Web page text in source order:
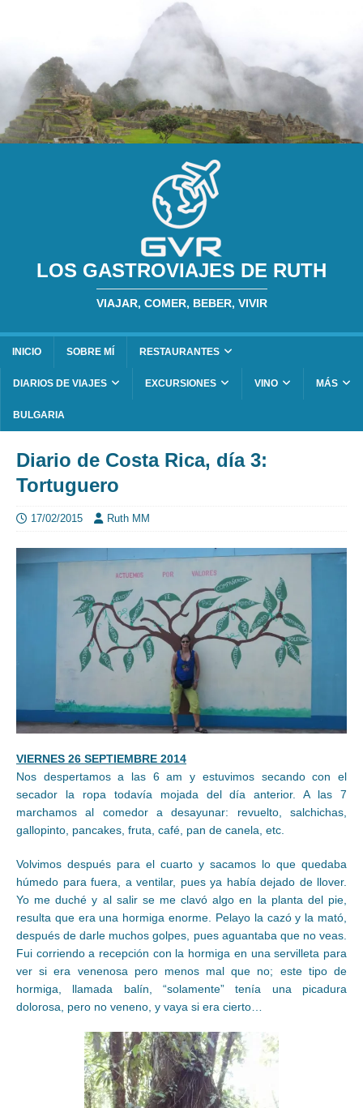
LOS GASTROVIAJES DE RUTH
VIAJAR, COMER, BEBER, VIVIR
INICIO SOBRE MÍ RESTAURANTES
DIARIOS DE VIAJES EXCURSIONES VINO MÁS
BULGARIA
Diario de Costa Rica, día 3:
Tortuguero
17/02/2015 Ruth MM
VIERNES 26 SEPTIEMBRE 2014
Nos despertamos a las 6 am y estuvimos secando con el
secador la ropa todavía mojada del día anterior. A las 7
marchamos al comedor a desayunar: revuelto, salchichas,
gallopinto, pancakes, fruta, café, pan de canela, etc.
Volvimos después para el cuarto y sacamos lo que quedaba
húmedo para fuera, a ventilar, pues ya había dejado de llover.
Yo me duché y al salir se me clavó algo en la planta del pie,
resulta que era una hormiga enorme. Pelayo la cazó y la mató,
después de darle muchos golpes, pues aguantaba que no veas.
Fui corriendo a recepción con la hormiga en una servilleta para
ver si era venenosa pero menos mal que no; este tipo de
hormiga, llamada balín, “solamente” tenía una picadura
dolorosa, pero no veneno, y vaya si era cierto…